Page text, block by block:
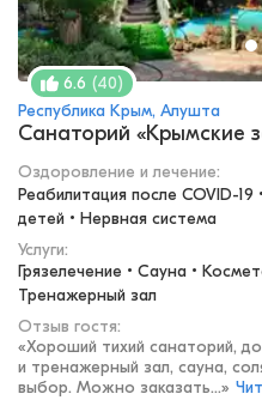
6.6 (40)
Республика Крым, Алушта
Санаторий «Крымские
Оздоровление и лечение:
Реабилитация после COVID-
детей • Нервная система
Услуги:
Грязелечение • Сауна •
Тренажерный зал
Отзыв гостя:
«Хороший тихий санаторий,
и тренажерный зал, сауна,
выбор. Можно заказать...»